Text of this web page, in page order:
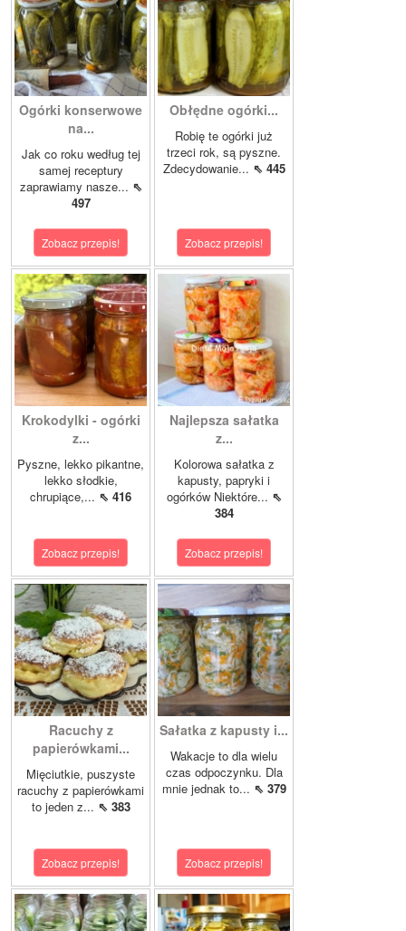
Ogórki konserwowe
na...
Jak co roku według tej
samej receptury
zaprawiamy nasze... ⇖
497
Zobacz przepis!
Obłędne ogórki...
Robię te ogórki już
trzeci rok, są pyszne.
Zdecydowanie... ⇖ 445
Zobacz przepis!
Krokodylki - ogórki
z...
Pyszne, lekko pikantne,
lekko słodkie,
chrupiące,... ⇖ 416
Zobacz przepis!
Najlepsza sałatka
z...
Kolorowa sałatka z
kapusty, papryki i
ogórków Niektóre... ⇖
384
Zobacz przepis!
Racuchy z
papierówkami...
Mięciutkie, puszyste
racuchy z papierówkami
to jeden z... ⇖ 383
Zobacz przepis!
Sałatka z kapusty i...
Wakacje to dla wielu
czas odpoczynku. Dla
mnie jednak to... ⇖ 379
Zobacz przepis!